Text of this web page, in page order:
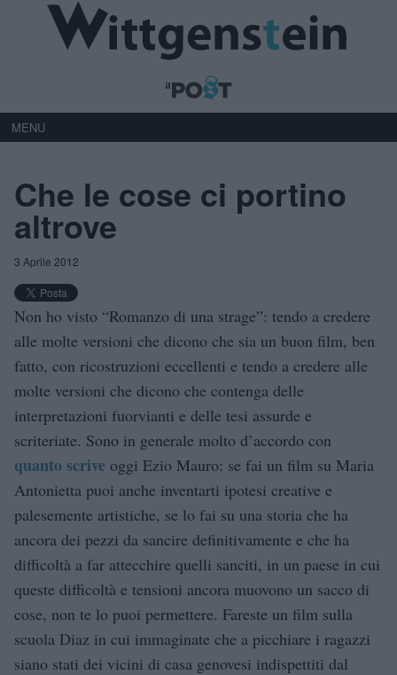
MENU
Che le cose ci portino
altrove
3 Aprile 2012
Non ho visto “Romanzo di una strage”: tendo a credere
alle molte versioni che dicono che sia un buon film, ben
fatto, con ricostruzioni eccellenti e tendo a credere alle
molte versioni che dicono che contenga delle
interpretazioni fuorvianti e delle tesi assurde e
scriteriate. Sono in generale molto d’accordo con
quanto scrive oggi Ezio Mauro: se fai un film su Maria
Antonietta puoi anche inventarti ipotesi creative e
palesemente artistiche, se lo fai su una storia che ha
ancora dei pezzi da sancire definitivamente e che ha
difficoltà a far attecchire quelli sanciti, in un paese in cui
queste difficoltà e tensioni ancora muovono un sacco di
cose, non te lo puoi permettere. Fareste un film sulla
scuola Diaz in cui immaginate che a picchiare i ragazzi
siano stati dei vicini di casa genovesi indispettiti dal